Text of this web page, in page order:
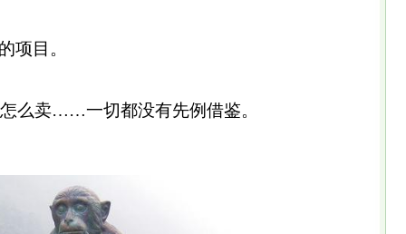
项目。
么卖……一切都没有先例借鉴。